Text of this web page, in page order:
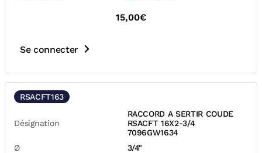
15,00€
Se connecter
RSACFT163
Désignation
RACCORD A SERTIR COUDE
RSACFT 16X2-3/4
7096GW1634
Ø
3/4"